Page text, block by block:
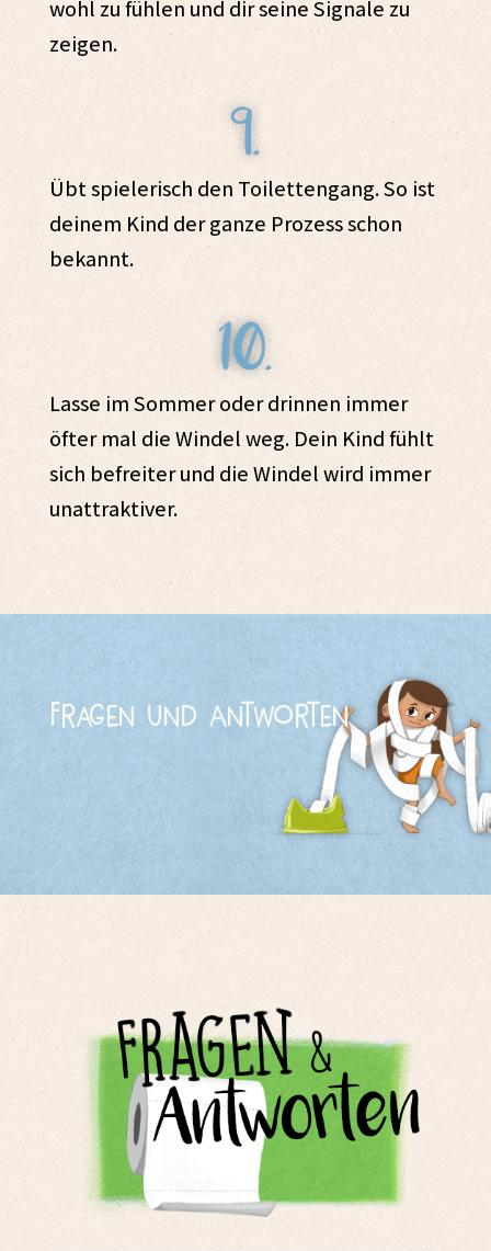
wohl zu fühlen und dir seine Signale zu
zeigen.
Übt spielerisch den Toilettengang. So ist
deinem Kind der ganze Prozess schon
bekannt.
Lasse im Sommer oder drinnen immer
öfter mal die Windel weg. Dein Kind fühlt
sich befreiter und die Windel wird immer
unattraktiver.
Fragen und Antworten